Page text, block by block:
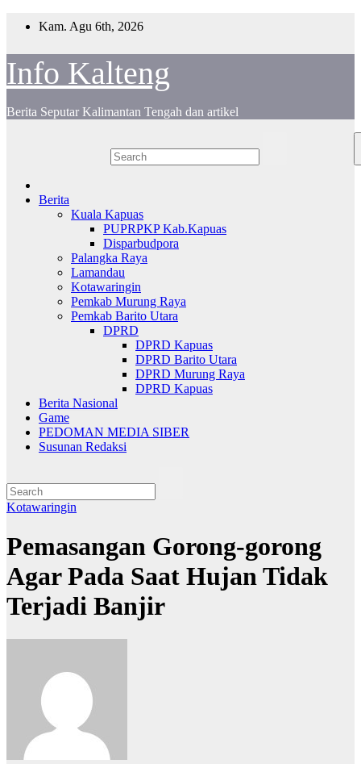
Kam. Agu 6th, 2026
Info Kalteng
Berita Seputar Kalimantan Tengah dan artikel
Berita
Kuala Kapuas
PUPRPKP Kab.Kapuas
Disparbudpora
Palangka Raya
Lamandau
Kotawaringin
Pemkab Murung Raya
Pemkab Barito Utara
DPRD
DPRD Kapuas
DPRD Barito Utara
DPRD Murung Raya
DPRD Kapuas
Berita Nasional
Game
PEDOMAN MEDIA SIBER
Susunan Redaksi
Kotawaringin
Pemasangan Gorong-gorong
Agar Pada Saat Hujan Tidak
Terjadi Banjir